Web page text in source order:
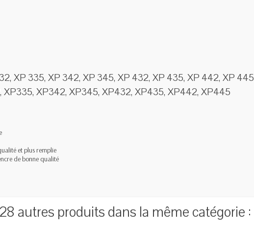
XP 335, XP 342, XP 345, XP 432, XP 435, XP 442, XP 445
XP342, XP345, XP432, XP435, XP442, XP445
et plus remplie
de bonne qualité
28 autres produits dans la même catégorie :